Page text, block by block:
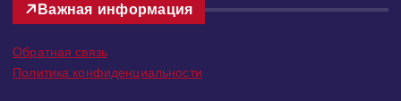
Обратная связь